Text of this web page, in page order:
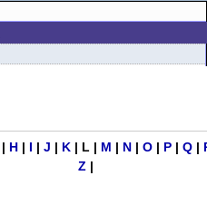
| H | I | J | K | L | M | N | O | P | Q |
Z |